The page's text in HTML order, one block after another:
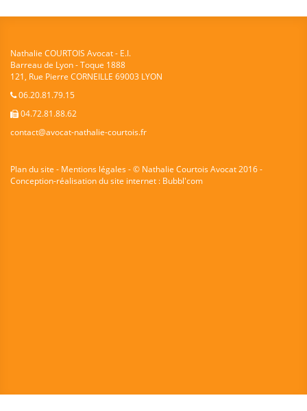
Nathalie COURTOIS Avocat - E.I.
Barreau de Lyon - Toque 1888
121, Rue Pierre CORNEILLE 69003 LYON
06.20.81.79.15
04.72.81.88.62
contact@avocat-nathalie-courtois.fr
Plan du site - Mentions légales- © Nathalie Courtois Avocat 2016 -
Conception-réalisation du site internet : Bubbl'com